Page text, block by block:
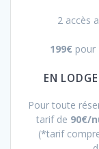
2 accès
199€ pour
EN
Pour toute
tarif de 90€/
(*tarif